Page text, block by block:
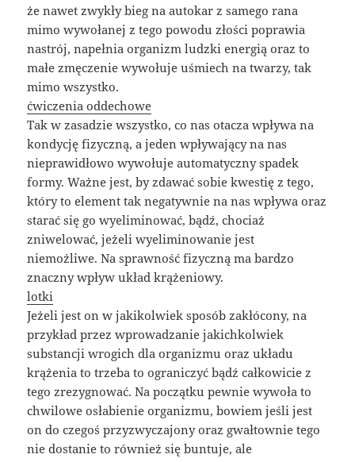
że nawet zwykły bieg na autokar z samego rana
mimo wywołanej z tego powodu złości poprawia
nastrój, napełnia organizm ludzki energią oraz to
małe zmęczenie wywołuje uśmiech na twarzy, tak
mimo wszystko.
ćwiczenia oddechowe
Tak w zasadzie wszystko, co nas otacza wpływa na
kondycję fizyczną, a jeden wpływający na nas
nieprawidłowo wywołuje automatyczny spadek
formy. Ważne jest, by zdawać sobie kwestię z tego,
który to element tak negatywnie na nas wpływa oraz
starać się go wyeliminować, bądź, chociaż
zniwelować, jeżeli wyeliminowanie jest
niemożliwe. Na sprawność fizyczną ma bardzo
znaczny wpływ układ krążeniowy.
lotki
Jeżeli jest on w jakikolwiek sposób zakłócony, na
przykład przez wprowadzanie jakichkolwiek
substancji wrogich dla organizmu oraz układu
krążenia to trzeba to ograniczyć bądź całkowicie z
tego zrezygnować. Na początku pewnie wywoła to
chwilowe osłabienie organizmu, bowiem jeśli jest
on do czegoś przyzwyczajony oraz gwałtownie tego
nie dostanie to również się buntuje, ale